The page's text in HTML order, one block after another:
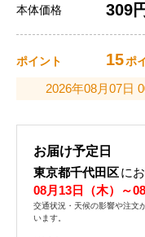
本体価格 309
ポイント 15ポ
2026年08月07日
お届け予定日
東京都千代田区に
08月13日（木）～
交通状況・天候の影響や注文
います。